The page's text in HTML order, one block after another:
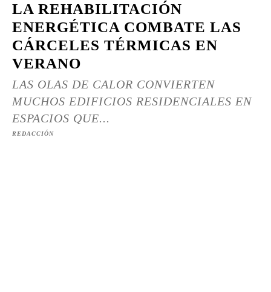
LA REHABILITACIÓN
ENERGÉTICA COMBATE LAS
CÁRCELES TÉRMICAS EN
VERANO
LAS OLAS DE CALOR CONVIERTEN
MUCHOS EDIFICIOS RESIDENCIALES EN
ESPACIOS QUE...
REDACCIÓN